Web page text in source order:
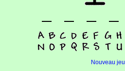
Nouveau jeu